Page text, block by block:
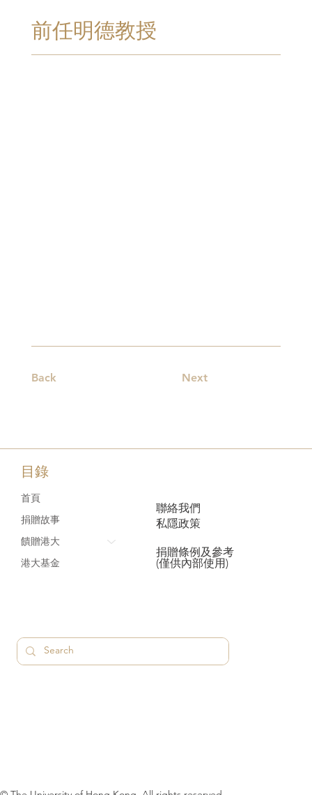
Back Next
前任明德教授
目錄
首頁
捐贈故事
饋贈港大
港大基金
聯絡我們
私隱政策
捐贈條例及參考
(僅供內部使用)